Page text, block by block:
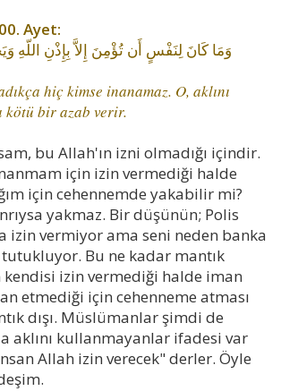
Ayet:
وَمَا كَانَ لِنَفْسٍ أَن تُؤْمِنَ إِلاَّ بِإِذْنِ
hiç kimse inanamaz. O, aklını
bir azab verir.
bu Allah'ın izni olmadığı içindir.
için izin vermediği halde
için cehennemde yakabilir mi?
yakmaz. Bir düşünün; Polis
izin vermiyor ama seni neden banka
Bu ne kadar mantık
kendisi izin vermediği halde iman
etmediği için cehenneme atması
dışı. Müslümanlar şimdi de
aklını kullanmayanlar ifadesi var
Allah izin verecek" derler. Öyle